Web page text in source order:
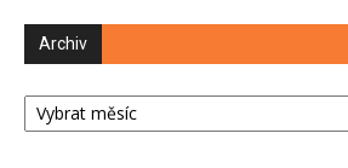
Archiv
Archiv